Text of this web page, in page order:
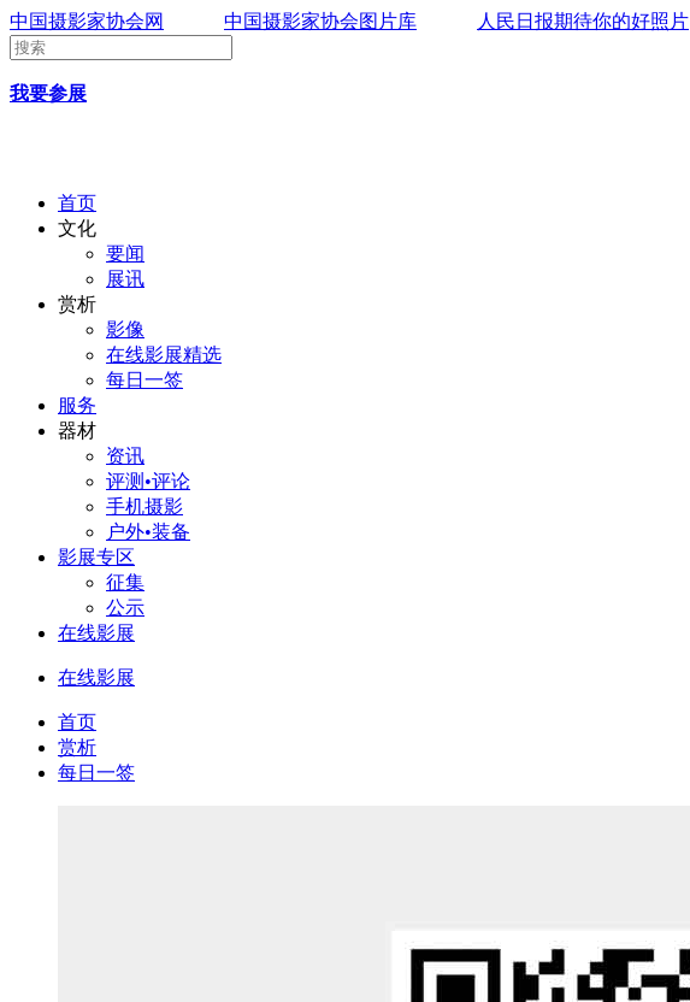
中国摄影家协会网 中国摄影家协会图片库 人民日报期待你的好照片
我要参展
首页
文化
要闻
展讯
赏析
影像
在线影展精选
每日一签
服务
器材
资讯
评测•评论
手机摄影
户外•装备
影展专区
征集
公示
在线影展
在线影展
首页
赏析
每日一签